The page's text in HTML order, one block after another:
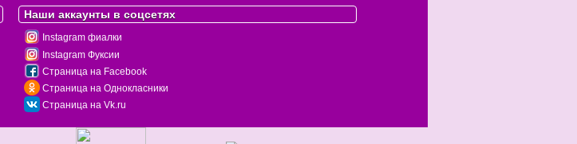
Наши аккаунты в соцсетях
Instagram фиалки
Instagram Фуксии
Страница на Facebook
Страница на Однокласники
Страница на Vk.ru